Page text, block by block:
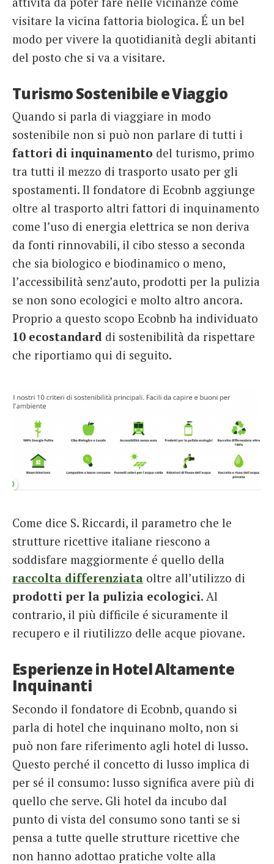
visitare la vicina fattoria biologica. É un bel
modo per vivere la quotidianità degli abitanti
del posto che si va a visitare.
Turismo Sostenibile e Viaggio
Quando si parla di viaggiare in modo
sostenibile non si può non parlare di tutti i
fattori di inquinamento del turismo, primo
tra tutti il mezzo di trasporto usato per gli
spostamenti. Il fondatore di Ecobnb aggiunge
oltre al trasporto altri fattori di inquinamento
come l’uso di energia elettrica se non deriva
da fonti rinnovabili, il cibo stesso a seconda
che sia biologico e biodinamico o meno,
l’accessibilità senz’auto, prodotti per la pulizia
se non sono ecologici e molto altro ancora.
Proprio a questo scopo Ecobnb ha individuato
10 ecostandard di sostenibilità da rispettare
che riportiamo qui di seguito.
Come dice S. Riccardi, il parametro che le
strutture ricettive italiane riescono a
soddisfare maggiormente é quello della
raccolta differenziata oltre all’utilizzo di
prodotti per la pulizia ecologici. Al
contrario, il più difficile é sicuramente il
recupero e il riutilizzo delle acque piovane.
Esperienze in Hotel Altamente
Inquinanti
Secondo il fondatore di Ecobnb, quando si
parla di hotel che inquinano molto, non si
può non fare riferimento agli hotel di lusso.
Questo perché il concetto di lusso implica di
per sé il consumo: lusso significa avere più di
quello che serve. Gli hotel da incubo dal
punto di vista del consumo sono tanti se si
pensa a tutte quelle strutture ricettive che
non hanno adottao pratiche volte alla